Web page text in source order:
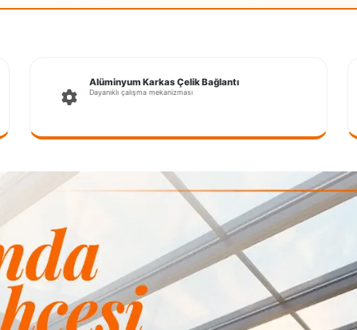
Alüminyum Karkas Çelik Bağlantı
Dayanıklı çalışma mekanizması